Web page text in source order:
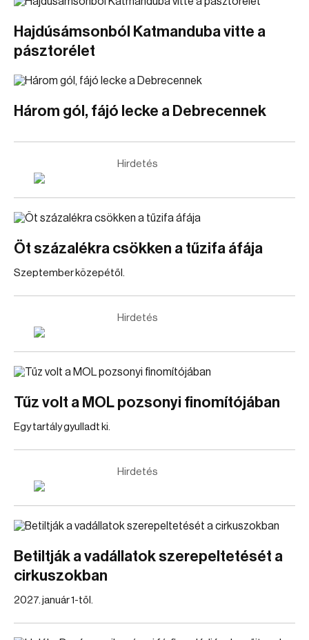
Hajdúsámsonból Katmanduba vitte a
pásztorélet
Három gól, fájó lecke a Debrecennek
Hirdetés
Öt százalékra csökken a tűzifa áfája
Szeptember közepétől.
Hirdetés
Tűz volt a MOL pozsonyi finomítójában
Egy tartály gyulladt ki.
Hirdetés
Betiltják a vadállatok szerepeltetését a
cirkuszokban
2027. január 1-től.